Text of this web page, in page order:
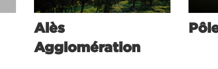
Alès
Agglomération